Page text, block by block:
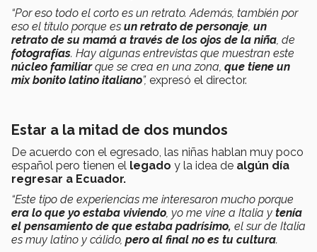
“Por eso todo el corto es un retrato. Además, también por
eso el título porque es un retrato de personaje, un
retrato de su mamá a través de los ojos de la niña, de
fotografías. Hay algunas entrevistas que muestran este
núcleo familiarque se crea en una zona, que tiene un
mix bonito latino italiano”, expresó el director.
Estar a la mitad de dos mundos
De acuerdo con el egresado, las niñas hablan muy poco
español pero tienen el legado y la idea de algún día
regresar a Ecuador.
“Este tipo de experiencias me interesaron mucho porque
era lo que yo estaba viviendo, yo me vine a Italia y tenía
el pensamiento de que estaba padrísimo, el sur de Italia
es muy latino y cálido, pero al final no es tu cultura.